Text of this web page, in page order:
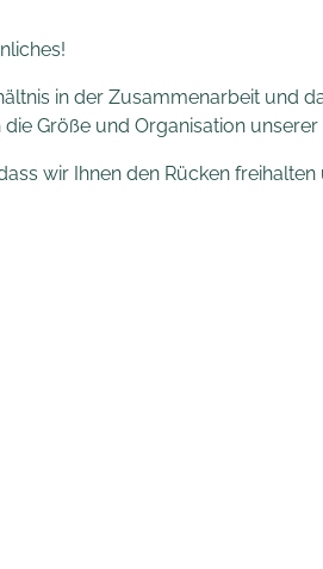
in der Zusammenarbeit und
Größe und Organisation unserer
wir Ihnen den Rücken